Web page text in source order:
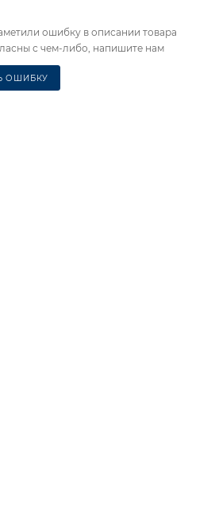
ошибку в описании товара
с чем-либо, напишите нам
ОШИБКУ